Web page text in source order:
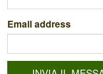
Email address